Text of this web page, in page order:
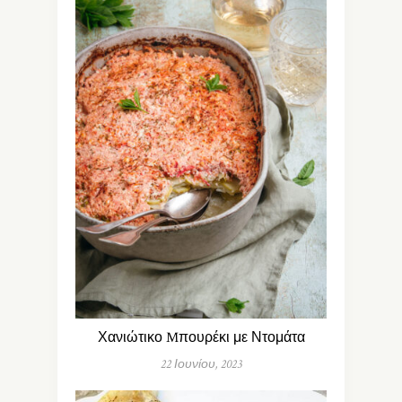
Χανιώτικο Mπουρέκι με Ντομάτα
22 Ιουνίου, 2023